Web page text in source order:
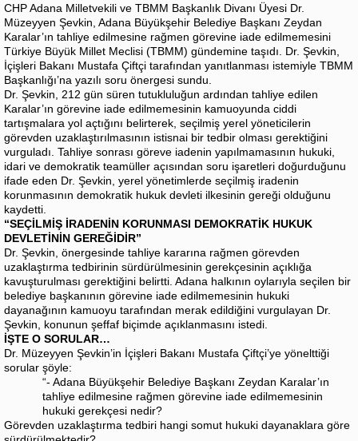
CHP Adana Milletvekili ve TBMM Başkanlık Divanı Üyesi Dr.
Müzeyyen Şevkin, Adana Büyükşehir Belediye Başkanı Zeydan
Karalar’ın tahliye edilmesine rağmen görevine iade edilmemesini
Türkiye Büyük Millet Meclisi (TBMM) gündemine taşıdı. Dr. Şevkin,
İçişleri Bakanı Mustafa Çiftçi tarafından yanıtlanması istemiyle TBMM
Başkanlığı’na yazılı soru önergesi sundu.
Dr. Şevkin, 212 gün süren tutukluluğun ardından tahliye edilen
Karalar’ın görevine iade edilmemesinin kamuoyunda ciddi
tartışmalara yol açtığını belirterek, seçilmiş yerel yöneticilerin
görevden uzaklaştırılmasının istisnai bir tedbir olması gerektiğini
vurguladı. Tahliye sonrası göreve iadenin yapılmamasının hukuki,
idari ve demokratik teamüller açısından soru işaretleri doğurduğunu
ifade eden Dr. Şevkin, yerel yönetimlerde seçilmiş iradenin
korunmasının demokratik hukuk devleti ilkesinin gereği olduğunu
kaydetti.
“SEÇİLMİŞ İRADENİN KORUNMASI DEMOKRATİK HUKUK
DEVLETİNİN GEREĞİDİR”
Dr. Şevkin, önergesinde tahliye kararına rağmen görevden
uzaklaştırma tedbirinin sürdürülmesinin gerekçesinin açıklığa
kavuşturulması gerektiğini belirtti. Adana halkının oylarıyla seçilen bir
belediye başkanının görevine iade edilmemesinin hukuki
dayanağının kamuoyu tarafından merak edildiğini vurgulayan Dr.
Şevkin, konunun şeffaf biçimde açıklanmasını istedi.
İŞTE O SORULAR…
Dr. Müzeyyen Şevkin’in İçişleri Bakanı Mustafa Çiftçi’ye yönelttiği
sorular şöyle:
“- Adana Büyükşehir Belediye Başkanı Zeydan Karalar’ın
tahliye edilmesine rağmen görevine iade edilmemesinin
hukuki gerekçesi nedir?
Görevden uzaklaştırma tedbiri hangi somut hukuki dayanaklara göre